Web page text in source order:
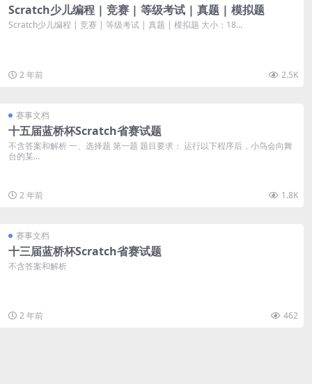
Scratch少儿编程 | 竞赛 | 等级考试 | 真题 | 模拟题
Scratch少儿编程 | 竞赛 | 等级考试 | 真题 | 模拟题 大小：18...
2 年前 2.5K
赛事文档
十五届蓝桥杯Scratch省赛试题
不含答案和解析 一、选择题 第一题 题目要求： 运行以下程序后，小鸟会向舞
台的某...
2 年前 1.8K
赛事文档
十三届蓝桥杯Scratch省赛试题
不含答案和解析
2 年前 462